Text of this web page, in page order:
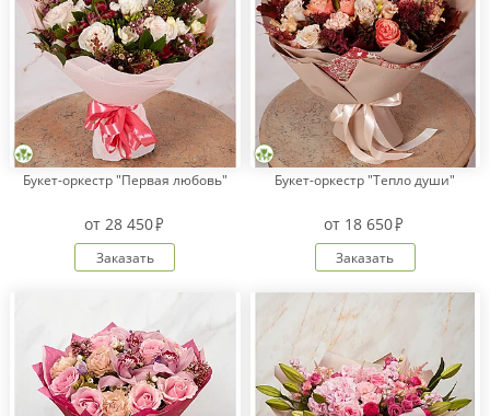
Букет-оркестр "Первая любовь"
от 28 450
Заказать
Букет-оркестр "Тепло души"
от 18 650
Заказать